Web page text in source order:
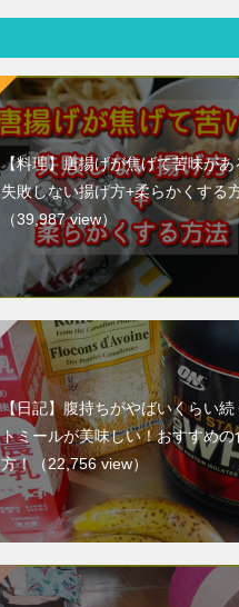
【料理】唐揚げが焦げて苦味があ
失敗しない揚げ方+柔らかくする
（39,987 view）
【日記】腹持ちがやばいくらい続
トミールが美味しい！おすすめの
方！
（22,756 view）